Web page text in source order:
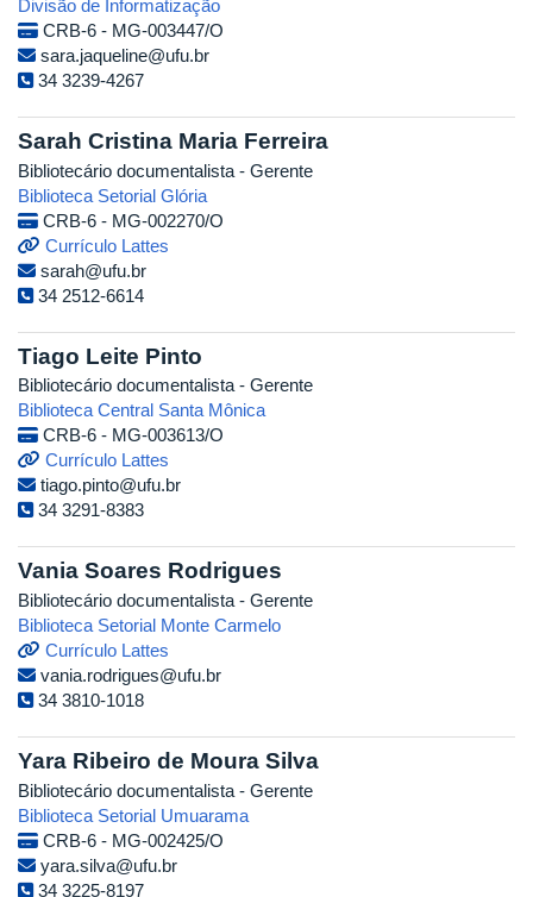
Divisão de Informatização
CRB-6 - MG-003447/O
sara.jaqueline@ufu.br
34 3239-4267
Sarah Cristina Maria Ferreira
Bibliotecário documentalista - Gerente
Biblioteca Setorial Glória
CRB-6 - MG-002270/O
Currículo Lattes
sarah@ufu.br
34 2512-6614
Tiago Leite Pinto
Bibliotecário documentalista - Gerente
Biblioteca Central Santa Mônica
CRB-6 - MG-003613/O
Currículo Lattes
tiago.pinto@ufu.br
34 3291-8383
Vania Soares Rodrigues
Bibliotecário documentalista - Gerente
Biblioteca Setorial Monte Carmelo
Currículo Lattes
vania.rodrigues@ufu.br
34 3810-1018
Yara Ribeiro de Moura Silva
Bibliotecário documentalista - Gerente
Biblioteca Setorial Umuarama
CRB-6 - MG-002425/O
yara.silva@ufu.br
34 3225-8197